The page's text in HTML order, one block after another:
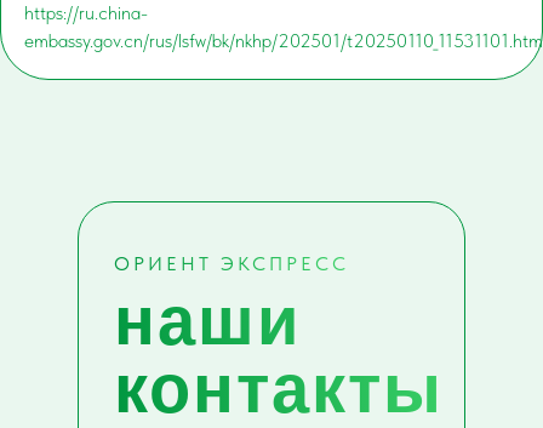
https://ru.china-
embassy.gov.cn/rus/lsfw/bk/nkhp/202501/t20250110_11531101.htm
наши
контакты
ОРИЕНТ ЭКСПРЕСС